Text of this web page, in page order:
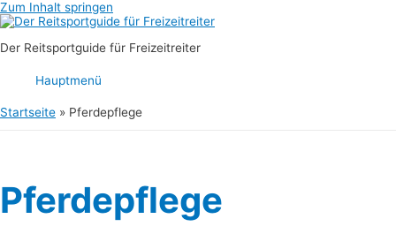
Zum Inhalt springen
Der Reitsportguide für Freizeitreiter
Hauptmenü
Startseite Pferdepflege
Pferdepflege